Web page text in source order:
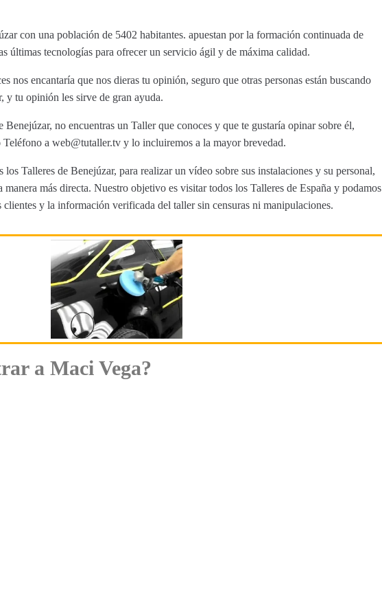
con una población de 5402 habitantes. apuestan por la formación continuada de
últimas tecnologías para ofrecer un servicio ágil y de máxima calidad.
nos encantaría que nos dieras tu opinión, seguro que otras personas están buscando
y tu opinión les sirve de gran ayuda.
Benejúzar, no encuentras un Taller que conoces y que te gustaría opinar sobre él,
a web@tutaller.tv y lo incluiremos a la mayor brevedad.
los Talleres de Benejúzar, para realizar un vídeo sobre sus instalaciones y su personal,
manera más directa. Nuestro objetivo es visitar todos los Talleres de España y podamos
clientes y la información verificada del taller sin censuras ni manipulaciones.
a Maci Vega?